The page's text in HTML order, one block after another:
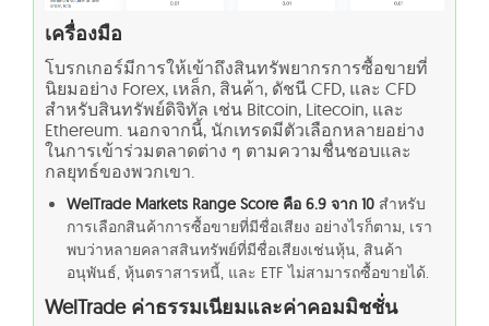
เครื่องมือ
โบรกเกอร์มีการให้เข้าถึงสินทรัพยากรการซื้อขายที่
นิยมอย่าง Forex, เหล็ก, สินค้า, ดัชนี CFD, และ CFD
สำหรับสินทรัพย์ดิจิทัล เช่น Bitcoin, Litecoin, และ
Ethereum. นอกจากนี้, นักเทรดมีตัวเลือกหลายอย่าง
ในการเข้าร่วมตลาดต่าง ๆ ตามความชื่นชอบและ
กลยุทธ์ของพวกเขา.
WelTrade Markets Range Score คือ 6.9 จาก 10 สำหรับ
การเลือกสินค้าการซื้อขายที่มีชื่อเสียง อย่างไรก็ตาม, เรา
พบว่าหลายคลาสสินทรัพย์ที่มีชื่อเสียงเช่นหุ้น, สินค้า
อนุพันธ์, หุ้นตราสารหนี้, และ ETF ไม่สามารถซื้อขายได้.
WelTrade ค่าธรรมเนียมและค่าคอมมิชชั่น